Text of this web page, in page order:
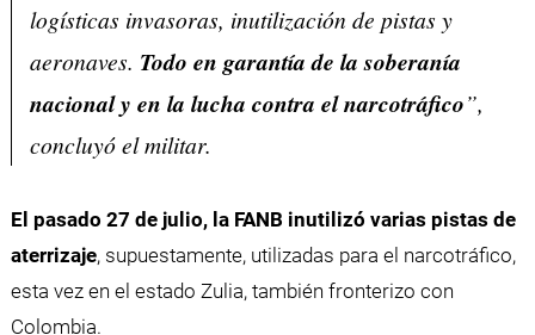
logísticas invasoras, inutilización de pistas y
aeronaves. Todo en garantía de la soberanía
nacional y en la lucha contra el narcotráfico”,
concluyó el militar.
El pasado 27 de julio, la FANB inutilizó varias pistas de
aterrizaje, supuestamente, utilizadas para el narcotráfico,
esta vez en el estado Zulia, también fronterizo con
Colombia.